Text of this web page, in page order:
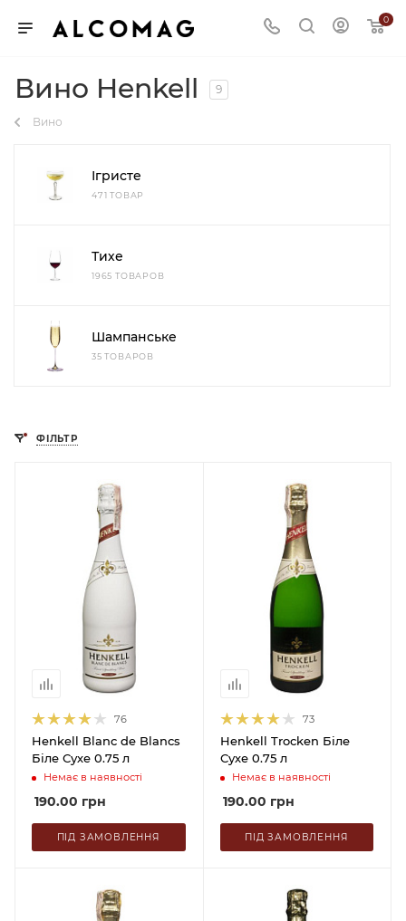
0
Вино Henkell 9
Вино
Ігристе
471 ТОВАР
Тихе
1965 ТОВАРОВ
Шампанське
35 ТОВАРОВ
ФІЛЬТР
76
Henkell Blanc de Blancs
Біле Сухе 0.75 л
Немає в наявності
190.00 грн
ПІД ЗАМОВЛЕННЯ
73
Henkell Trocken Біле
Сухе 0.75 л
Немає в наявності
190.00 грн
ПІД ЗАМОВЛЕННЯ